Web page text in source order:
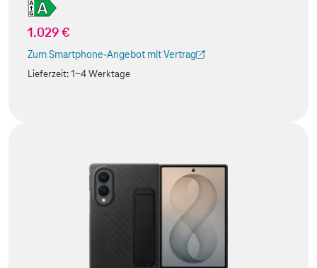
1.029 €
Zum Smartphone-Angebot mit Vertrag
(Der Link wird in einem neuen Tab geöffnet)
Lieferzeit:1-4 Werktage